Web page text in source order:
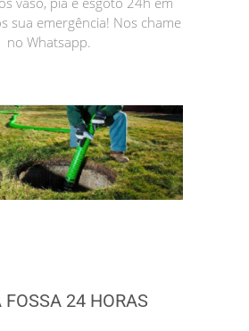
sua emergência! Nos chame
no Whatsapp.
FOSSA 24 HORAS